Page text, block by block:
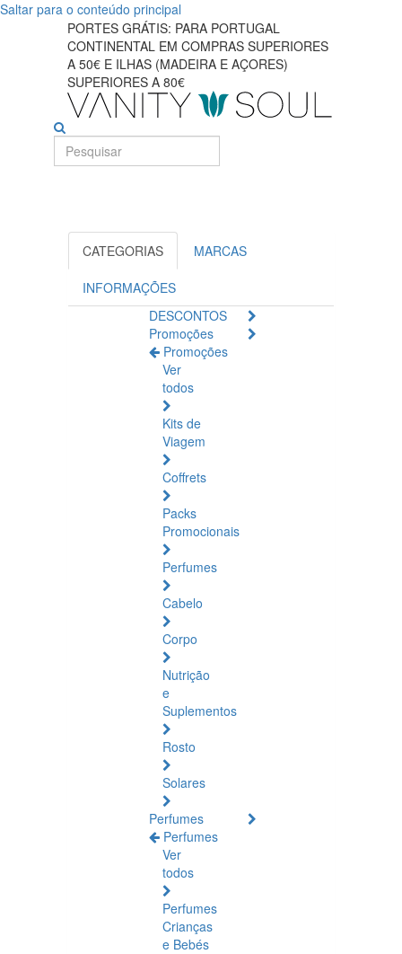
Saltar para o conteúdo principal
PORTES GRÁTIS: PARA PORTUGAL
CONTINENTAL EM COMPRAS SUPERIORES
A 50€ E ILHAS (MADEIRA E AÇORES)
SUPERIORES A 80€
CATEGORIAS MARCAS
INFORMAÇÕES
DESCONTOS
Promoções
Promoções
Ver
todos
Kits de
Viagem
Coffrets
Packs
Promocionais
Perfumes
Cabelo
Corpo
Nutrição
e
Suplementos
Rosto
Solares
Perfumes
Perfumes
Ver
todos
Perfumes
Crianças
e Bebés